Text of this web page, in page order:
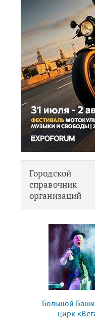
Городской
справочник
организаций
Большой
цирк